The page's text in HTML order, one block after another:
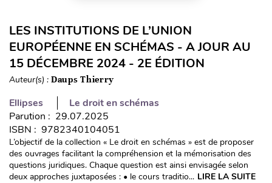
LES INSTITUTIONS DE L’UNION
EUROPÉENNE EN SCHÉMAS - A JOUR AU
15 DÉCEMBRE 2024 - 2E ÉDITION
Auteur(s) : Daups Thierry
Ellipses
Le droit en schémas
Parution : 29.07.2025
ISBN : 9782340104051
L’objectif de la collection « Le droit en schémas » est de proposer
des ouvrages facilitant la compréhension et la mémorisation des
questions juridiques. Chaque question est ainsi envisagée selon
deux approches juxtaposées : • le cours traditio... LIRE LA SUITE